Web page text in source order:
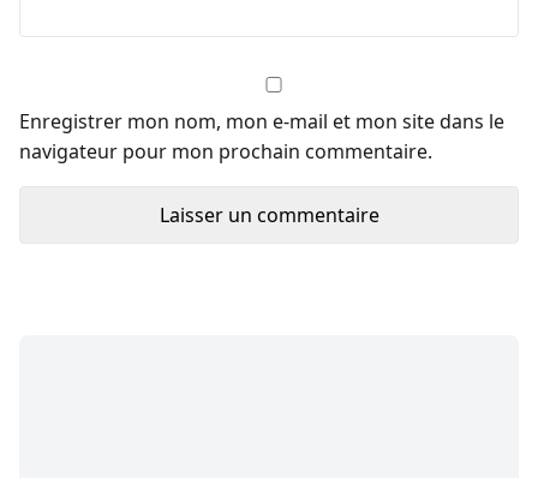
Enregistrer mon nom, mon e-mail et mon site dans le
navigateur pour mon prochain commentaire.